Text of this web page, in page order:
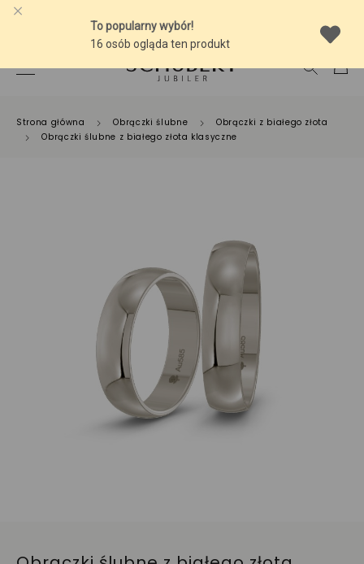
Strona główna Obrączki ślubne
Obrączki z białego złota
Obrączki ślubne z białego złota klasyczne